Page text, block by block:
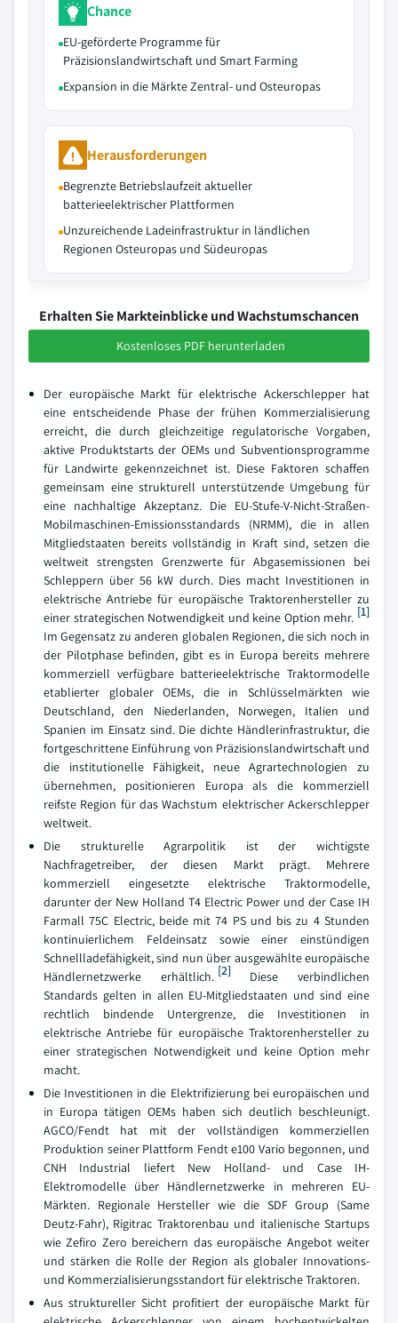
Chance
EU-geförderte Programme für
Präzisionslandwirtschaft und Smart Farming
Expansion in die Märkte Zentral- und Osteuropas
Herausforderungen
Begrenzte Betriebslaufzeit aktueller
batterieelektrischer Plattformen
Unzureichende Ladeinfrastruktur in ländlichen
Regionen Osteuropas und Südeuropas
Erhalten Sie Markteinblicke und Wachstumschancen
Kostenloses PDF herunterladen
Der europäische Markt für elektrische Ackerschlepper hat
eine entscheidende Phase der frühen Kommerzialisierung
erreicht, die durch gleichzeitige regulatorische Vorgaben,
aktive Produktstarts der OEMs und Subventionsprogramme
für Landwirte gekennzeichnet ist. Diese Faktoren schaffen
gemeinsam eine strukturell unterstützende Umgebung für
eine nachhaltige Akzeptanz. Die EU-Stufe-V-Nicht-Straßen-
Mobilmaschinen-Emissionsstandards (NRMM), die in allen
Mitgliedstaaten bereits vollständig in Kraft sind, setzen die
weltweit strengsten Grenzwerte für Abgasemissionen bei
Schleppern über 56 kW durch. Dies macht Investitionen in
elektrische Antriebe für europäische Traktorenhersteller zu
einer strategischen Notwendigkeit und keine Option mehr. [1]
Im Gegensatz zu anderen globalen Regionen, die sich noch in
der Pilotphase befinden, gibt es in Europa bereits mehrere
kommerziell verfügbare batterieelektrische Traktormodelle
etablierter globaler OEMs, die in Schlüsselmärkten wie
Deutschland, den Niederlanden, Norwegen, Italien und
Spanien im Einsatz sind. Die dichte Händlerinfrastruktur, die
fortgeschrittene Einführung von Präzisionslandwirtschaft und
die institutionelle Fähigkeit, neue Agrartechnologien zu
übernehmen, positionieren Europa als die kommerziell
reifste Region für das Wachstum elektrischer Ackerschlepper
weltweit.
Die strukturelle Agrarpolitik ist der wichtigste
Nachfragetreiber, der diesen Markt prägt. Mehrere
kommerziell eingesetzte elektrische Traktormodelle,
darunter der New Holland T4 Electric Power und der Case IH
Farmall 75C Electric, beide mit 74 PS und bis zu 4 Stunden
kontinuierlichem Feldeinsatz sowie einer einstündigen
Schnellladefähigkeit, sind nun über ausgewählte europäische
Händlernetzwerke erhältlich. [2]Diese verbindlichen
Standards gelten in allen EU-Mitgliedstaaten und sind eine
rechtlich bindende Untergrenze, die Investitionen in
elektrische Antriebe für europäische Traktorenhersteller zu
einer strategischen Notwendigkeit und keine Option mehr
macht.
Die Investitionen in die Elektrifizierung bei europäischen und
in Europa tätigen OEMs haben sich deutlich beschleunigt.
AGCO/Fendt hat mit der vollständigen kommerziellen
Produktion seiner Plattform Fendt e100 Vario begonnen, und
CNH Industrial liefert New Holland- und Case IH-
Elektromodelle über Händlernetzwerke in mehreren EU-
Märkten. Regionale Hersteller wie die SDF Group (Same
Deutz-Fahr), Rigitrac Traktorenbau und italienische Startups
wie Zefiro Zero bereichern das europäische Angebot weiter
und stärken die Rolle der Region als globaler Innovations-
und Kommerzialisierungsstandort für elektrische Traktoren.
Aus struktureller Sicht profitiert der europäische Markt für